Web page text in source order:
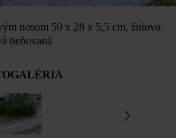
nosom 50 x 28 x 5,5 cm, žulovo
tieňovaná